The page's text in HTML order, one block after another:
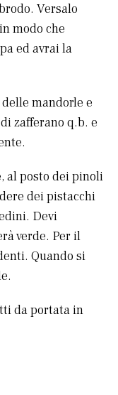
Versalo
modo che
ed avrai la
mandorle e
zafferano q.b. e
al posto dei pinoli
dei pistacchi
Devi
verde. Per il
Quando si
da portata in